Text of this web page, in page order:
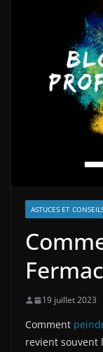
ASTUCES ET
19 juillet 2023
Comment
revient souvent